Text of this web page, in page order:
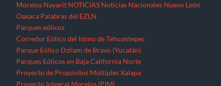
Morelos Nayarit NOTICIAS Noticias Nacionales Nuevo León
Oaxaca Palabras del EZLN
Parques eólicos
Corredor Eólico del Istmo de Tehuantepec
Parque Eólico Dzilam de Bravo (Yucatán)
Parques Eólicos en Baja California Norte
Proyecto de Propósitos Múltiples Xalapa
Proyecto Integral Morelos (PIM)